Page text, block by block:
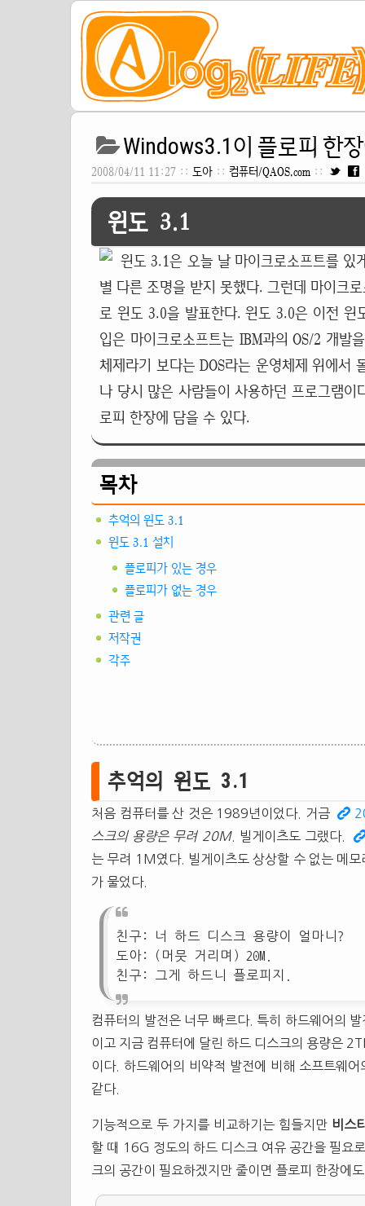
Windows3.1이 플로피 한
2008/04/11 11:27 :: 도아 :: 컴퓨터/QAOS.com ::
윈도 3.1
윈도 3.1은 오늘 날 마이크로소프트를 있
별 다른 조명을 받지 못했다. 그런데 마이크
로 윈도 3.0을 발표한다. 윈도 3.0은 이전
입은 마이크로소프트는 IBM과의 OS/2 개발
체제라기 보다는 DOS라는 운영체제 위에서
나 당시 많은 사람들이 사용하던 프로그램이
로피 한장에 담을 수 있다.
목차
추억의 윈도 3.1
윈도 3.1 설치
플로피가 있는 경우
플로피가 없는 경우
관련 글
저작권
각주
추억의 윈도 3.1
처음 컴퓨터를 산 것은 1989년이었다. 거금
스크의 용량은 무려 20M. 빌게이츠도 그랬다.
는 무려 1M였다. 빌게이츠도 상상할 수 없는 메
가 물었다.
친구: 너 하드 디스크 용량이 얼마니?
도아: (머뭇 거리며) 20M.
친구: 그게 하드니 플로피지.
컴퓨터의 발전은 너무 빠르다. 특히 하드웨어의
이고 지금 컴퓨터에 달린 하드 디스크의 용량은
이다. 하드웨어의 비약적 발전에 비해 소프트웨
같다.
기능적으로 두 가지를 비교하기는 힘들지만 비스
할 때 16G 정도의 하드 디스크 여유 공간을 필
크의 공간이 필요하겠지만 줄이면 플로피 한장에